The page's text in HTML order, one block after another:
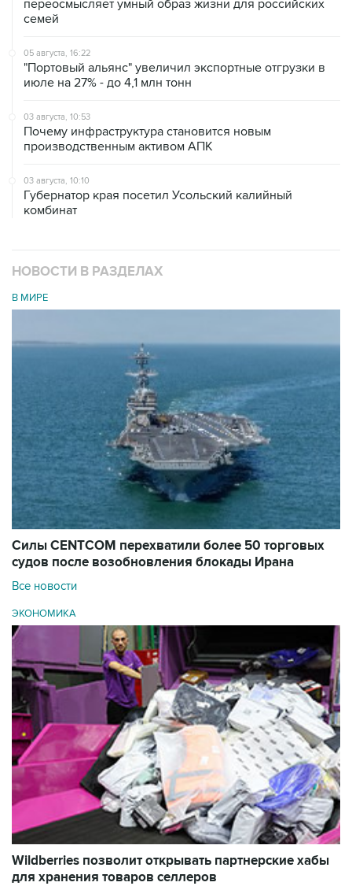
переосмысляет умный образ жизни для российских
семей
05 августа, 16:22
"Портовый альянс" увеличил экспортные отгрузки в
июле на 27% - до 4,1 млн тонн
03 августа, 10:53
Почему инфраструктура становится новым
производственным активом АПК
03 августа, 10:10
Губернатор края посетил Усольский калийный
комбинат
НОВОСТИ В РАЗДЕЛАХ
В МИРЕ
Силы CENTCOM перехватили более 50 торговых
судов после возобновления блокады Ирана
Все новости
ЭКОНОМИКА
Wildberries позволит открывать партнерские хабы
для хранения товаров селлеров